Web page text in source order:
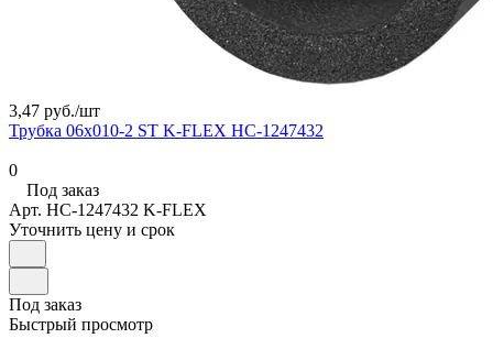
3,47 руб./шт
Трубка 06х010-2 ST K-FLEX НС-1247432
0
Под заказ
Арт. НС-1247432 K-FLEX
Уточнить цену и срок
Под заказ
Быстрый просмотр